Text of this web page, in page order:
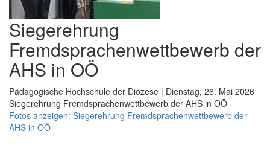
Siegerehrung
Fremdsprachenwettbewerb der
AHS in OÖ
Pädagogische Hochschule der Diözese | Dienstag, 26. Mai 2026
Siegerehrung Fremdsprachenwettbewerb der AHS in OÖ
Fotos anzeigen: Siegerehrung Fremdsprachenwettbewerb der
AHS in OÖ